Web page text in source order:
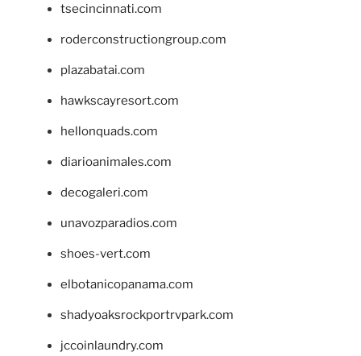
tsecincinnati.com
roderconstructiongroup.com
plazabatai.com
hawkscayresort.com
hellonquads.com
diarioanimales.com
decogaleri.com
unavozparadios.com
shoes-vert.com
elbotanicopanama.com
shadyoaksrockportrvpark.com
jccoinlaundry.com